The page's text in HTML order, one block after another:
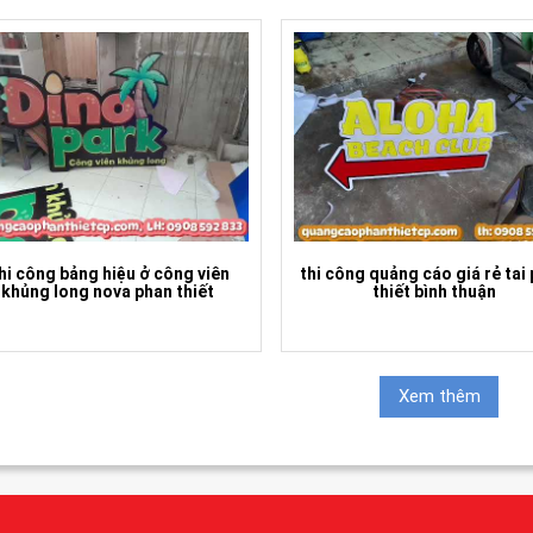
công bảng hiệu ở công viên
khủng long nova phan thiết
thi công quảng cáo giá rẻ tai
thiết bình thuận
Xem thêm